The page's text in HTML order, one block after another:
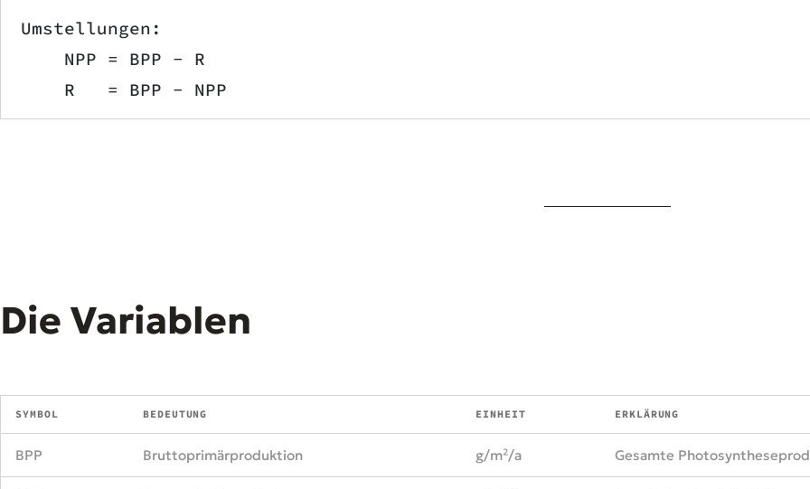
Umstellungen:
    NPP = BPP - R
    R   = BPP - NPP
Die Variablen
SYMBOL BEDEUTUNG EINHEIT ERKLÄRUNG
BPP Bruttoprimärproduktion g/m²/a Gesamte